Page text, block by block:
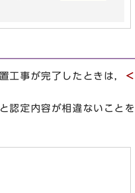
工事が完了したときは，
＜
認定内容が相違ないことを